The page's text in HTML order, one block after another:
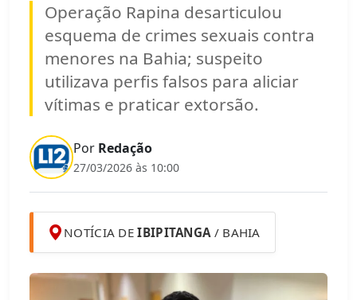
Operação Rapina desarticulou
esquema de crimes sexuais contra
menores na Bahia; suspeito
utilizava perfis falsos para aliciar
vítimas e praticar extorsão.
Por Redação
27/03/2026 às 10:00
NOTÍCIA DEIBIPITANGA/ BAHIA